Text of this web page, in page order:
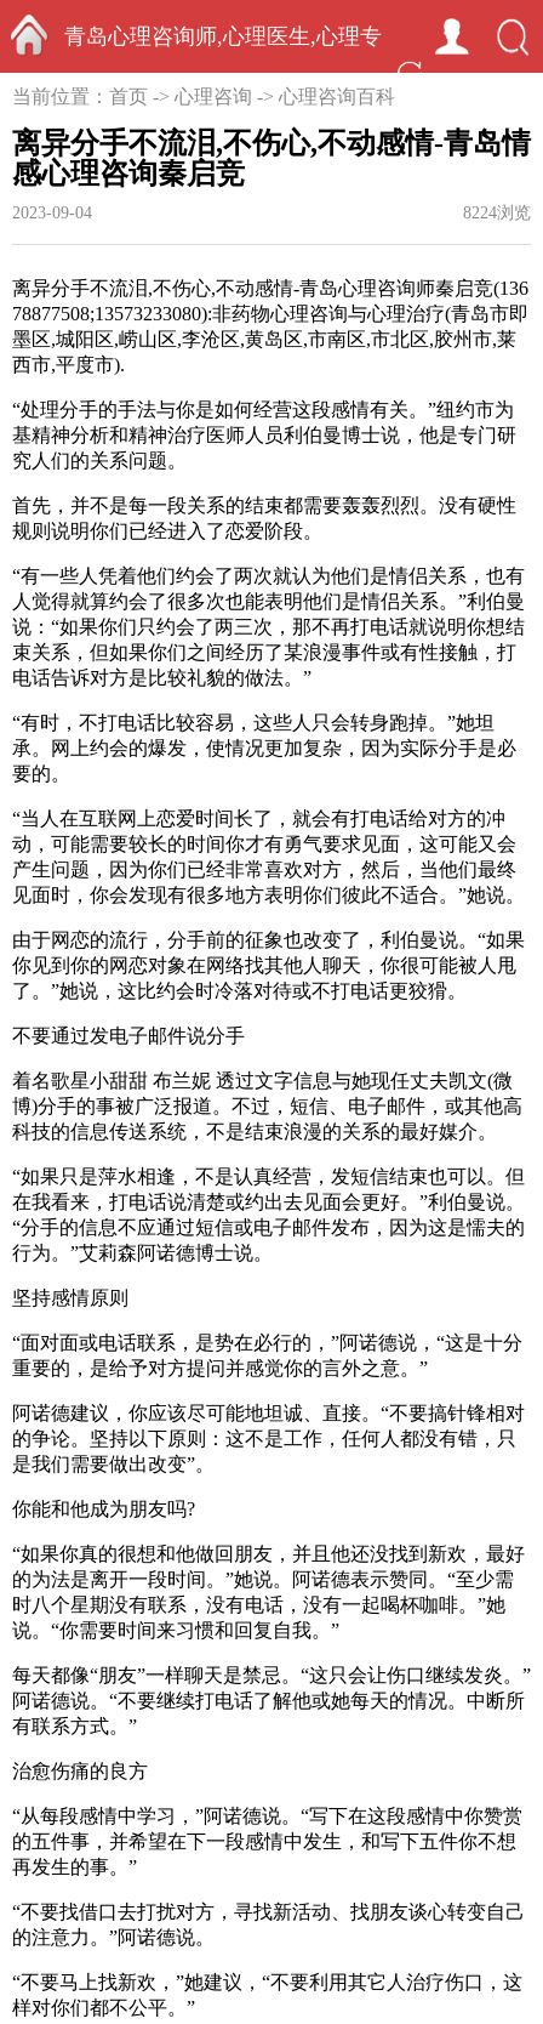
首页
青岛心理咨询师,心理医生,心理专
家-中国心理学家秦启竞
当前位置： 首页 -> 心理咨询 -> 心理咨询百科
离异分手不流泪,不伤心,不动感情-青岛情
感心理咨询秦启竞
2023-09-04 8224浏览
离异分手不流泪,不伤心,不动感情-青岛心理咨询师秦启竞(136
78877508;13573233080):非药物心理咨询与心理治疗(青岛市即
墨区,城阳区,崂山区,李沧区,黄岛区,市南区,市北区,胶州市,莱
西市,平度市).
“处理分手的手法与你是如何经营这段感情有关。”纽约市为
基精神分析和精神治疗医师人员利伯曼博士说，他是专门研
究人们的关系问题。
首先，并不是每一段关系的结束都需要轰轰烈烈。没有硬性
规则说明你们已经进入了恋爱阶段。
“有一些人凭着他们约会了两次就认为他们是情侣关系，也有
人觉得就算约会了很多次也能表明他们是情侣关系。”利伯曼
说：“如果你们只约会了两三次，那不再打电话就说明你想结
束关系，但如果你们之间经历了某浪漫事件或有性接触，打
电话告诉对方是比较礼貌的做法。”
“有时，不打电话比较容易，这些人只会转身跑掉。”她坦
承。网上约会的爆发，使情况更加复杂，因为实际分手是必
要的。
“当人在互联网上恋爱时间长了，就会有打电话给对方的冲
动，可能需要较长的时间你才有勇气要求见面，这可能又会
产生问题，因为你们已经非常喜欢对方，然后，当他们最终
见面时，你会发现有很多地方表明你们彼此不适合。”她说。
由于网恋的流行，分手前的征象也改变了，利伯曼说。“如果
你见到你的网恋对象在网络找其他人聊天，你很可能被人甩
了。”她说，这比约会时冷落对待或不打电话更狡猾。
不要通过发电子邮件说分手
着名歌星小甜甜 布兰妮 透过文字信息与她现任丈夫凯文(微
博)分手的事被广泛报道。不过，短信、电子邮件，或其他高
科技的信息传送系统，不是结束浪漫的关系的最好媒介。
“如果只是萍水相逢，不是认真经营，发短信结束也可以。但
在我看来，打电话说清楚或约出去见面会更好。”利伯曼说。
“分手的信息不应通过短信或电子邮件发布，因为这是懦夫的
行为。”艾莉森阿诺德博士说。
坚持感情原则
“面对面或电话联系，是势在必行的，”阿诺德说，“这是十分
重要的，是给予对方提问并感觉你的言外之意。”
阿诺德建议，你应该尽可能地坦诚、直接。“不要搞针锋相对
的争论。坚持以下原则：这不是工作，任何人都没有错，只
是我们需要做出改变”。
你能和他成为朋友吗?
“如果你真的很想和他做回朋友，并且他还没找到新欢，最好
的为法是离开一段时间。”她说。阿诺德表示赞同。“至少需
时八个星期没有联系，没有电话，没有一起喝杯咖啡。”她
说。“你需要时间来习惯和回复自我。”
每天都像“朋友”一样聊天是禁忌。“这只会让伤口继续发炎。”
阿诺德说。“不要继续打电话了解他或她每天的情况。中断所
有联系方式。”
治愈伤痛的良方
“从每段感情中学习，”阿诺德说。“写下在这段感情中你赞赏
的五件事，并希望在下一段感情中发生，和写下五件你不想
再发生的事。”
“不要找借口去打扰对方，寻找新活动、找朋友谈心转变自己
的注意力。”阿诺德说。
“不要马上找新欢，”她建议，“不要利用其它人治疗伤口，这
样对你们都不公平。”